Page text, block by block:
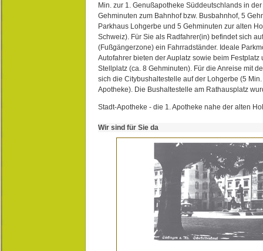
Min. zur 1. Genußapotheke Süddeutschlands in
Gehminuten zum Bahnhof bzw. Busbahnhof, 5
Parkhaus Lohgerbe und 5 Gehminuten zur alten
Schweiz). Für Sie als Radfahrer(in) befindet sich
(Fußgängerzone) ein Fahrradständer. Ideale
Autofahrer bieten der Auplatz sowie beim Festplatz
Stellplatz (ca. 8 Gehminuten). Für die Anreise mit
sich die Citybushaltestelle auf der Lohgerbe (5
Apotheke). Die Bushaltestelle am Rathausplatz
Stadt-Apotheke - die 1. Apotheke nahe der alten
Wir sind für Sie da